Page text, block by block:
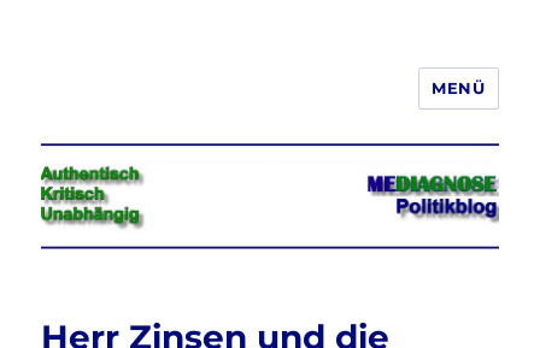
Jeder hat das Recht, seine
Meinung in Wort, Schrift und Bild
frei zu äußern und zu verbreiten
MENÜ
Herr Zinsen und die